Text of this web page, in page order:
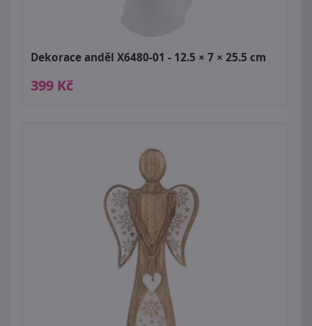
Dekorace anděl X6480-01 - 12.5 × 7 × 25.5 cm
399 Kč